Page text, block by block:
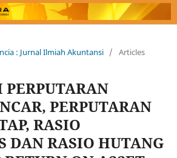
: Jurnal Ilmiah Akuntansi / Articles
PERPUTARAN
PERPUTARAN
RASIO
DAN RASIO HUTANG